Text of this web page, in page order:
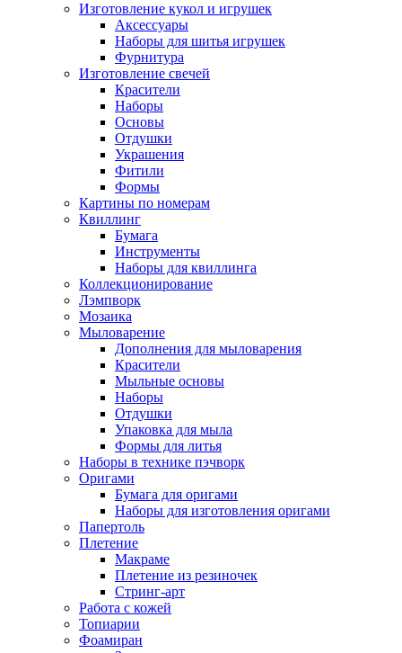
Изготовление кукол и игрушек
Аксессуары
Наборы для шитья игрушек
Фурнитура
Изготовление свечей
Красители
Наборы
Основы
Отдушки
Украшения
Фитили
Формы
Картины по номерам
Квиллинг
Бумага
Инструменты
Наборы для квиллинга
Коллекционирование
Лэмпворк
Мозаика
Мыловарение
Дополнения для мыловарения
Красители
Мыльные основы
Наборы
Отдушки
Упаковка для мыла
Формы для литья
Наборы в технике пэчворк
Оригами
Бумага для оригами
Наборы для изготовления оригами
Папертоль
Плетение
Макраме
Плетение из резиночек
Стринг-арт
Работа с кожей
Топиарии
Фоамиран